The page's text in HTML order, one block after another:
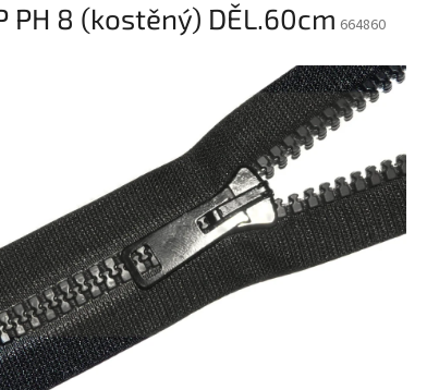
PH 8 (kostěný) DĚL.60cm 664860